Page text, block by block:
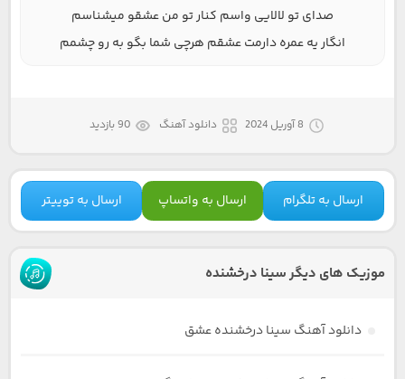
صدای تو لالایی واسم کنار تو من عشقو میشناسم
انگار یه عمره دارمت عشقم هرچی شما بگو به رو چشمم
8 آوریل 2024 دانلود آهنگ 90 بازدید
ارسال به تلگرام ارسال به واتساپ ارسال به توییتر
موزیک های دیگر سینا درخشنده
دانلود آهنگ سینا درخشنده عشق